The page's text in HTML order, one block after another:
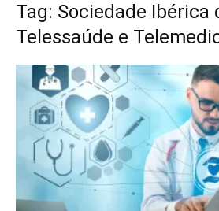
Tag: Sociedade Ibérica
Telessaúde e